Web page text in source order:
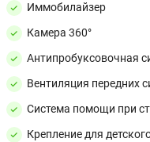
Иммобилайзер
Камера 360°
Антипробуксовочная
Вентиляция передних
Система помощи при
Крепление для